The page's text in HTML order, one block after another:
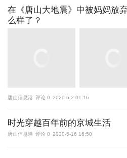
在《唐山大地震》中被妈妈放
么样了？
唐山信息港 评论 0 2020-6-2 01:16
时光穿越百年前的京城生活
唐山信息港 评论 0 2020-5-16 16:50